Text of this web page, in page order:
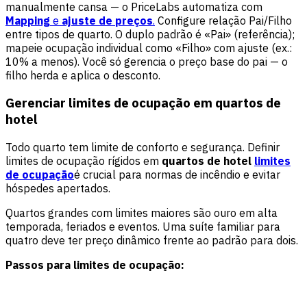
manualmente cansa — o PriceLabs automatiza com
Mapping e ajuste de preços. Configure relação Pai/Filho
entre tipos de quarto. O duplo padrão é «Pai» (referência);
mapeie ocupação individual como «Filho» com ajuste (ex.:
10% a menos). Você só gerencia o preço base do pai — o
filho herda e aplica o desconto.
Gerenciar limites de ocupação em quartos de
hotel
Todo quarto tem limite de conforto e segurança. Definir
limites de ocupação rígidos em quartos de hotel limites
de ocupaçãoé crucial para normas de incêndio e evitar
hóspedes apertados.
Quartos grandes com limites maiores são ouro em alta
temporada, feriados e eventos. Uma suíte familiar para
quatro deve ter preço dinâmico frente ao padrão para dois.
Passos para limites de ocupação: